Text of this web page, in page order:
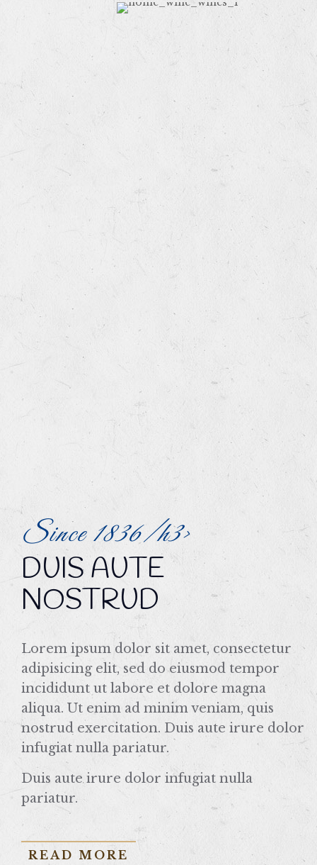
Since 1836/h3>
DUIS AUTE
NOSTRUD
Lorem ipsum dolor sit amet, consectetur
adipisicing elit, sed do eiusmod tempor
incididunt ut labore et dolore magna
aliqua. Ut enim ad minim veniam, quis
nostrud exercitation. Duis aute irure dolor
infugiat nulla pariatur.
Duis aute irure dolor infugiat nulla
pariatur.
READ MORE